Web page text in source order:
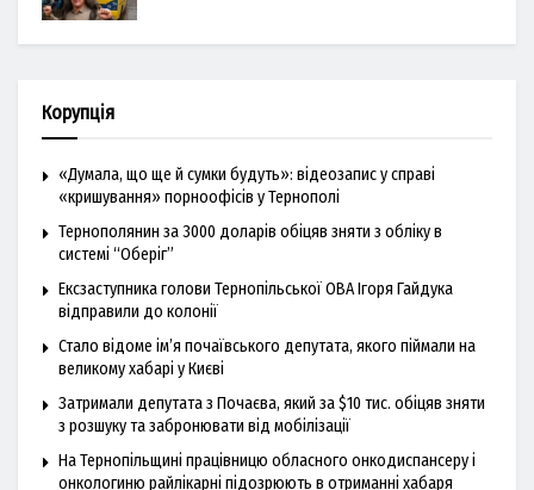
Корупція
«Думала, що ще й сумки будуть»: відеозапис у справі
«кришування» порноофісів у Тернополі
Тернополянин за 3000 доларів обіцяв зняти з обліку в
системі “Оберіг”
Ексзаступника голови Тернопільської ОВА Ігоря Гайдука
відправили до колонії
Стало відоме ім’я почаївського депутата, якого піймали на
великому хабарі у Києві
Затримали депутата з Почаєва, який за $10 тис. обіцяв зняти
з розшуку та забронювати від мобілізації
На Тернопільщині працівницю обласного онкодиспансеру і
онкологиню райлікарні підозрюють в отриманні хабаря